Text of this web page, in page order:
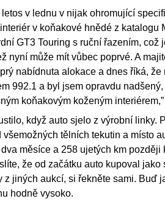
v lednu v nijak ohromující
v koňakové hnědé z katalogu
GT3 Touring s ruční řazením, což
nyní může mít vůbec poprvé. A
nabídnuta alokace a dnes říká,
992.1 a byl jsem opravdu
koňakovým koženým
když auto sjelo z výrobní linky.
tělních tekutin a místo
měsíce a 258 ujetých km
že od začátku auto kupoval
z jiných aukcí, si řekněte sami. Buď
hodně vysoko.